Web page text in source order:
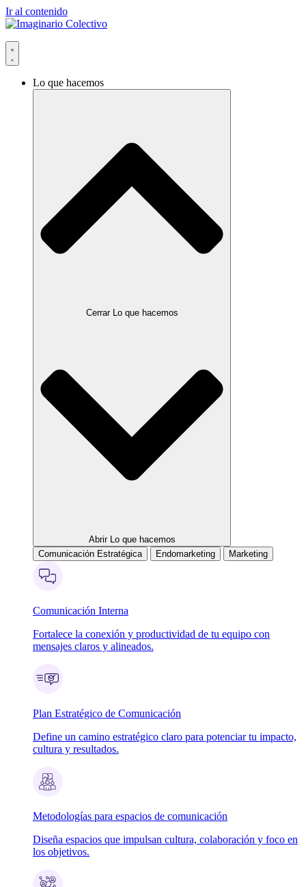
Ir al contenido
Lo que hacemos
Cerrar Lo que hacemos
Abrir Lo que hacemos
Comunicación Estratégica
Endomarketing Marketing
Comunicación Interna
Fortalece la conexión y productividad de tu equipo con
mensajes claros y alineados.
Plan Estratégico de Comunicación
Define un camino estratégico claro para potenciar tu impacto,
cultura y resultados.
Metodologías para espacios de comunicación
Diseña espacios que impulsan cultura, colaboración y foco en
los objetivos.